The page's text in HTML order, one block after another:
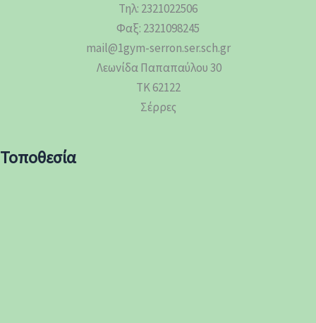
Τηλ: 2321022506
Φαξ: 2321098245
mail@1gym-serron.ser.sch.gr
Λεωνίδα Παπαπαύλου 30
ΤΚ 62122
Σέρρες
Τοποθεσία